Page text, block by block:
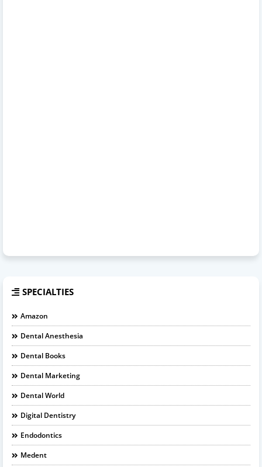
SPECIALTIES
Amazon
Dental Anesthesia
Dental Books
Dental Marketing
Dental World
Digital Dentistry
Endodontics
Medent